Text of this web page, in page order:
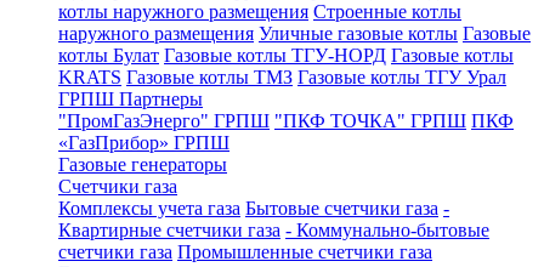
котлы наружного размещения Строенные котлы
наружного размещения Уличные газовые котлы Газовые
котлы Булат Газовые котлы ТГУ-НОРД Газовые котлы
KRATS Газовые котлы ТМЗ Газовые котлы ТГУ Урал
ГРПШ Партнеры
"ПромГазЭнерго" ГРПШ "ПКФ ТОЧКА" ГРПШ ПКФ
«ГазПрибор» ГРПШ
Газовые генераторы
Счетчики газа
Комплексы учета газа Бытовые счетчики газа -
Квартирные счетчики газа - Коммунально-бытовые
счетчики газа Промышленные счетчики газа